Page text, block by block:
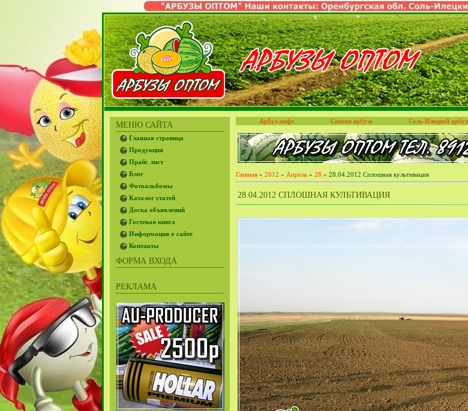
МЕНЮ САЙТА
Главная страница
Продукция
Прайс лист
Блог
Фотоальбомы
Каталог статей
Доска объявлений
Гостевая книга
Информация о сайте
Контакты
ФОРМА ВХОДА
РЕКЛАМА
Арбуз-инфо Семена арбуза Соль-Илецкий арбуз
Главная » 2012 » Апрель » 28 » 28.04.2012 Сплошная культивация
28.04.2012 СПЛОШНАЯ КУЛЬТИВАЦИЯ